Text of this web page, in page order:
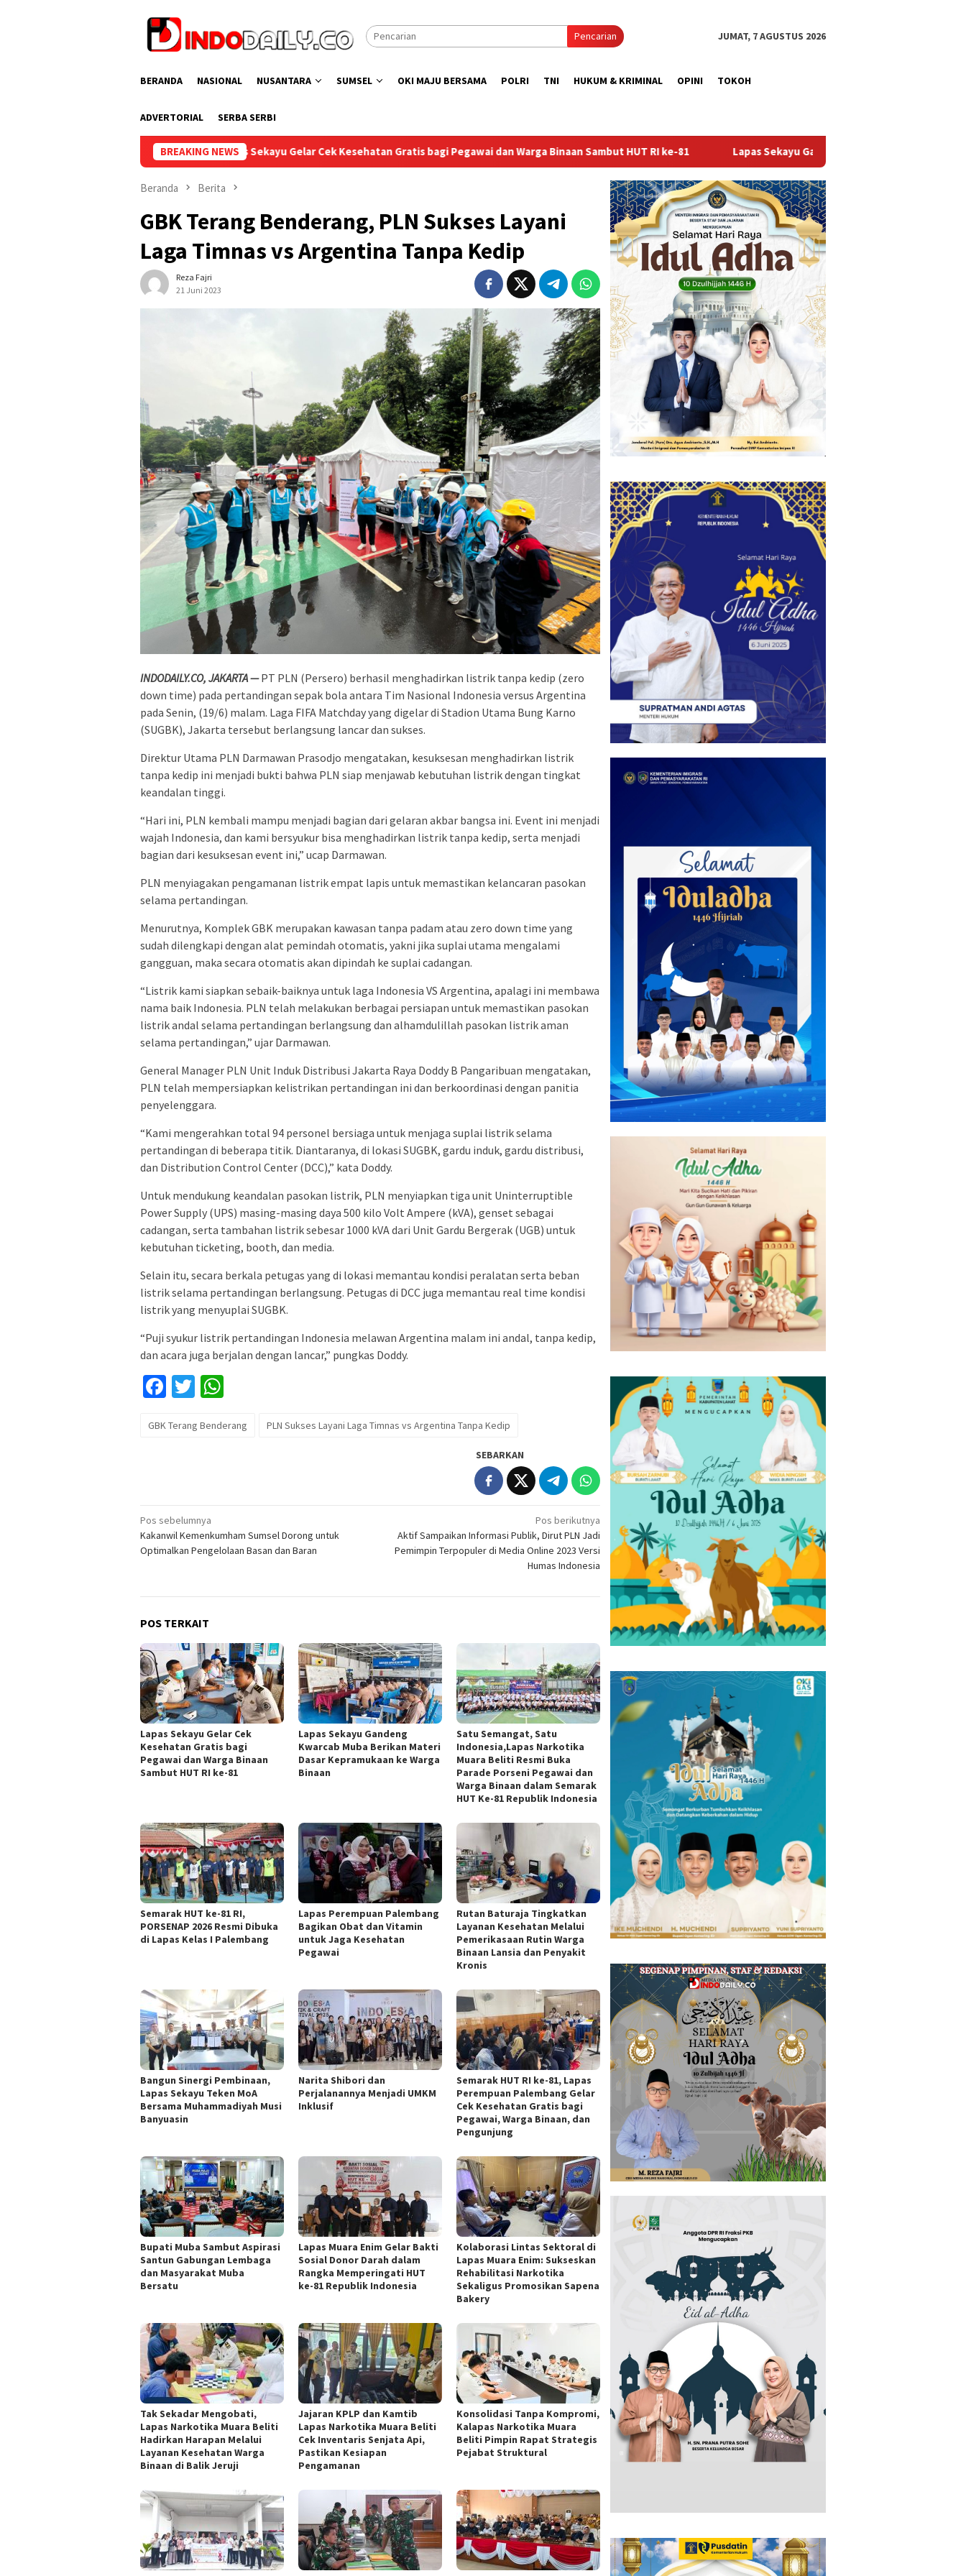
Pencarian JUMAT, 7 AGUSTUS 2026
BERANDA NASIONAL NUSANTARA SUMSEL OKI MAJU BERSAMA POLRI TNI HUKUM & KRIMINAL OPINI TOKOH
ADVERTORIAL SERBA SERBI
BREAKING NEWS
Lapas Sekayu Gelar Cek Kesehatan Gratis bagi Pegawai dan Warga Binaan Sambut HUT RI ke-81 Lapas Sekayu Gandeng Kwarcab Muba Berikan Materi Dasar
Beranda Berita
GBK Terang Benderang, PLN Sukses Layani
Laga Timnas vs Argentina Tanpa Kedip
Reza Fajri
21 Juni 2023
INDODAILY.CO, JAKARTA — PT PLN (Persero) berhasil menghadirkan listrik tanpa kedip (zero
down time) pada pertandingan sepak bola antara Tim Nasional Indonesia versus Argentina
pada Senin, (19/6) malam. Laga FIFA Matchday yang digelar di Stadion Utama Bung Karno
(SUGBK), Jakarta tersebut berlangsung lancar dan sukses.
Direktur Utama PLN Darmawan Prasodjo mengatakan, kesuksesan menghadirkan listrik
tanpa kedip ini menjadi bukti bahwa PLN siap menjawab kebutuhan listrik dengan tingkat
keandalan tinggi.
“Hari ini, PLN kembali mampu menjadi bagian dari gelaran akbar bangsa ini. Event ini menjadi
wajah Indonesia, dan kami bersyukur bisa menghadirkan listrik tanpa kedip, serta menjadi
bagian dari kesuksesan event ini,” ucap Darmawan.
PLN menyiagakan pengamanan listrik empat lapis untuk memastikan kelancaran pasokan
selama pertandingan.
Menurutnya, Komplek GBK merupakan kawasan tanpa padam atau zero down time yang
sudah dilengkapi dengan alat pemindah otomatis, yakni jika suplai utama mengalami
gangguan, maka secara otomatis akan dipindah ke suplai cadangan.
“Listrik kami siapkan sebaik-baiknya untuk laga Indonesia VS Argentina, apalagi ini membawa
nama baik Indonesia. PLN telah melakukan berbagai persiapan untuk memastikan pasokan
listrik andal selama pertandingan berlangsung dan alhamdulillah pasokan listrik aman
selama pertandingan,” ujar Darmawan.
General Manager PLN Unit Induk Distribusi Jakarta Raya Doddy B Pangaribuan mengatakan,
PLN telah mempersiapkan kelistrikan pertandingan ini dan berkoordinasi dengan panitia
penyelenggara.
“Kami mengerahkan total 94 personel bersiaga untuk menjaga suplai listrik selama
pertandingan di beberapa titik. Diantaranya, di lokasi SUGBK, gardu induk, gardu distribusi,
dan Distribution Control Center (DCC),” kata Doddy.
Untuk mendukung keandalan pasokan listrik, PLN menyiapkan tiga unit Uninterruptible
Power Supply (UPS) masing-masing daya 500 kilo Volt Ampere (kVA), genset sebagai
cadangan, serta tambahan listrik sebesar 1000 kVA dari Unit Gardu Bergerak (UGB) untuk
kebutuhan ticketing, booth, dan media.
Selain itu, secara berkala petugas yang di lokasi memantau kondisi peralatan serta beban
listrik selama pertandingan berlangsung. Petugas di DCC juga memantau real time kondisi
listrik yang menyuplai SUGBK.
“Puji syukur listrik pertandingan Indonesia melawan Argentina malam ini andal, tanpa kedip,
dan acara juga berjalan dengan lancar,” pungkas Doddy.
Facebook
Twitter
GBK Terang Benderang PLN Sukses Layani Laga Timnas vs Argentina Tanpa Kedip
SEBARKAN
Navigasi
pos
Pos sebelumnya
Kakanwil Kemenkumham Sumsel Dorong untuk
Optimalkan Pengelolaan Basan dan Baran
Pos berikutnya
Aktif Sampaikan Informasi Publik, Dirut PLN Jadi
Pemimpin Terpopuler di Media Online 2023 Versi
Humas Indonesia
POS TERKAIT
Lapas Sekayu Gelar Cek
Kesehatan Gratis bagi
Pegawai dan Warga Binaan
Sambut HUT RI ke-81
Lapas Sekayu Gandeng
Kwarcab Muba Berikan Materi
Dasar Kepramukaan ke Warga
Binaan
Satu Semangat, Satu
Indonesia,Lapas Narkotika
Muara Beliti Resmi Buka
Parade Porseni Pegawai dan
Warga Binaan dalam Semarak
HUT Ke-81 Republik Indonesia
Semarak HUT ke-81 RI,
PORSENAP 2026 Resmi Dibuka
di Lapas Kelas I Palembang
Lapas Perempuan Palembang
Bagikan Obat dan Vitamin
untuk Jaga Kesehatan
Pegawai
Rutan Baturaja Tingkatkan
Layanan Kesehatan Melalui
Pemerikasaan Rutin Warga
Binaan Lansia dan Penyakit
Kronis
Bangun Sinergi Pembinaan,
Lapas Sekayu Teken MoA
Bersama Muhammadiyah Musi
Banyuasin
Narita Shibori dan
Perjalanannya Menjadi UMKM
Inklusif
Semarak HUT RI ke-81, Lapas
Perempuan Palembang Gelar
Cek Kesehatan Gratis bagi
Pegawai, Warga Binaan, dan
Pengunjung
Bupati Muba Sambut Aspirasi
Santun Gabungan Lembaga
dan Masyarakat Muba
Bersatu
Lapas Muara Enim Gelar Bakti
Sosial Donor Darah dalam
Rangka Memperingati HUT
ke-81 Republik Indonesia
Kolaborasi Lintas Sektoral di
Lapas Muara Enim: Sukseskan
Rehabilitasi Narkotika
Sekaligus Promosikan Sapena
Bakery
Tak Sekadar Mengobati,
Lapas Narkotika Muara Beliti
Hadirkan Harapan Melalui
Layanan Kesehatan Warga
Binaan di Balik Jeruji
Jajaran KPLP dan Kamtib
Lapas Narkotika Muara Beliti
Cek Inventaris Senjata Api,
Pastikan Kesiapan
Pengamanan
Konsolidasi Tanpa Kompromi,
Kalapas Narkotika Muara
Beliti Pimpin Rapat Strategis
Pejabat Struktural